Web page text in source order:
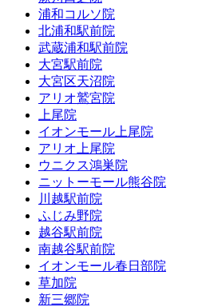
浦和コルソ院
北浦和駅前院
武蔵浦和駅前院
大宮駅前院
大宮区天沼院
アリオ鷲宮院
上尾院
イオンモール上尾院
アリオ上尾院
ウニクス鴻巣院
ニットーモール熊谷院
川越駅前院
ふじみ野院
越谷駅前院
南越谷駅前院
イオンモール春日部院
草加院
新三郷院